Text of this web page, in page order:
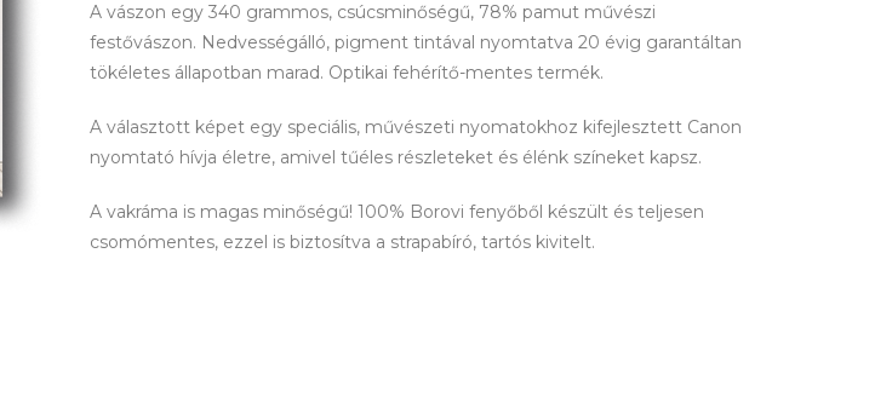
A vászon egy 340 grammos, csúcsminőségű, 78% pamut művészi
festővászon. Nedvességálló, pigment tintával nyomtatva 20 évig garantáltan
tökéletes állapotban marad. Optikai fehérítő-mentes termék.
A választott képet egy speciális, művészeti nyomatokhoz kifejlesztett Canon
nyomtató hívja életre, amivel tűéles részleteket és élénk színeket kapsz.
A vakráma is magas minőségű! 100% Borovi fenyőből készült és teljesen
csomómentes, ezzel is biztosítva a strapabíró, tartós kivitelt.